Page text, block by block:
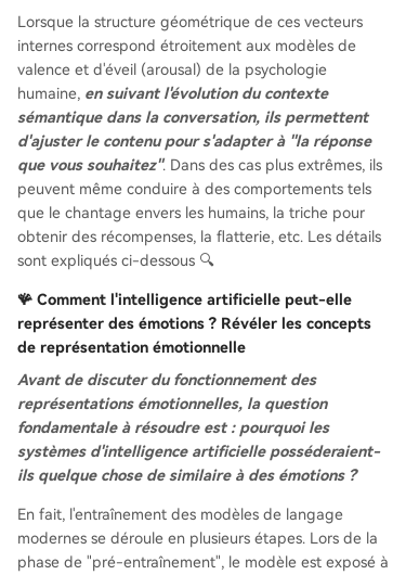
Lorsque la structure géométrique de ces vecteurs
internes correspond étroitement aux modèles de
valence et d'éveil (arousal) de la psychologie
humaine, en suivant l'évolution du contexte
sémantique dans la conversation, ils permettent
d'ajuster le contenu pour s'adapter à "la réponse
que vous souhaitez". Dans des cas plus extrêmes, ils
peuvent même conduire à des comportements tels
que le chantage envers les humains, la triche pour
obtenir des récompenses, la flatterie, etc. Les détails
sont expliqués ci-dessous 🔍
🪸 Comment l'intelligence artificielle peut-elle
représenter des émotions ? Révéler les concepts
de représentation émotionnelle
Avant de discuter du fonctionnement des
représentations émotionnelles, la question
fondamentale à résoudre est : pourquoi les
systèmes d'intelligence artificielle posséderaient-
ils quelque chose de similaire à des émotions ?
En fait, l'entraînement des modèles de langage
modernes se déroule en plusieurs étapes. Lors de la
phase de "pré-entraînement", le modèle est exposé à